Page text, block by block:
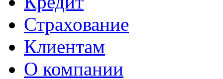
Страхование
Клиентам
О компании